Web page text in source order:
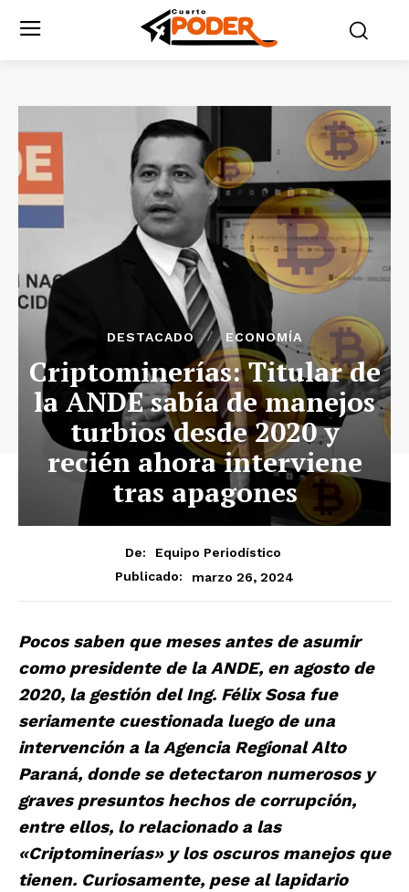
DESTACADO ECONOMÍA
Criptominerías: Titular de
la ANDE sabía de manejos
turbios desde 2020 y
recién ahora interviene
tras apagones
De:
Equipo Periodístico
Publicado:
marzo 26, 2024
Pocos saben que meses antes de asumir
como presidente de la ANDE, en agosto de
2020, la gestión del Ing. Félix Sosa fue
seriamente cuestionada luego de una
intervención a la Agencia Regional Alto
Paraná, donde se detectaron numerosos y
graves presuntos hechos de corrupción,
entre ellos, lo relacionado a las
«Criptominerías» y los oscuros manejos que
tienen. Curiosamente, pese al lapidario